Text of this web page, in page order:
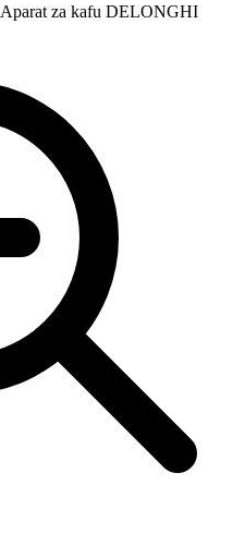
Aparat za kafu DELONGHI